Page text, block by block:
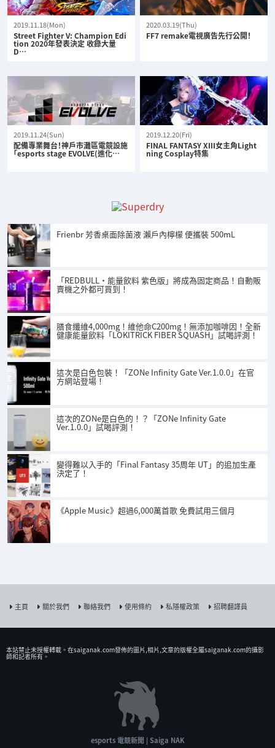
2019.11.18(Mon)
Street Fighter V: Champion Edi
tion 2020年發表決定 收錄大量
D…
2020.03.19(Thu)
FF7 remake電視廣告先行公開！
2019.11.24(Sun)
配備專業舞台！神戶市灘區電競設施
「esports stage EVOLVE(進化…
2019.12.20(Fri)
FINAL FANTASY XIII女主角Light
ning Cosplay特集
Frienbr 芳香桌面除菌液 瀨戶內檸檬 便攜裝 500mL
「REDBULL・能量飲料 紫色版」將成為固定商品！自動販
賣機之外都可買到！
膳食纖維4,000mg！維他命C200mg！無添加咖啡因！全新
健康能量飲料「LOKITRICK FIBER SQUASH」試喝評測！
這次是白色包裝！「ZONe Infinity Gate Ver.1.0.0」在官
方網站登場！
這次的ZONe是白色的！？「ZONe Infinity Gate
Ver.1.0.0」試喝評測！
變得難以入手的「Final Fantasy 35周年 UT」的追加生產
決定了！
《Apple Music》超過6,000萬首歌 免費試用三個月
主頁 關於我們 聯絡我們 使用條約 私隱權政策 招聘翻譯員
本站禁止未授權𨍭載。在saiganak.com發佈的圖片,相片,文章的版權全屬saiganak.com的攝影
師和記者所有。
esports 電競新聞 | Saiga NAK